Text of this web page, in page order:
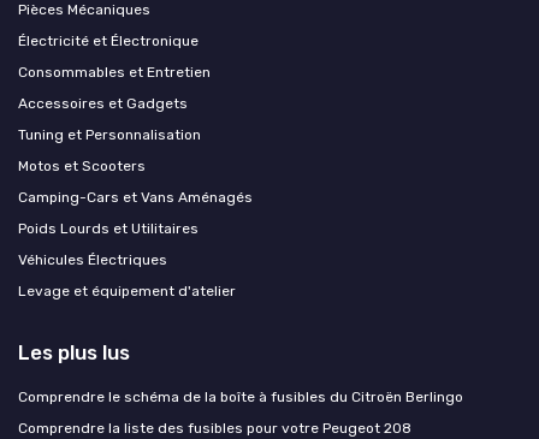
Pièces Mécaniques
Électricité et Électronique
Consommables et Entretien
Accessoires et Gadgets
Tuning et Personnalisation
Motos et Scooters
Camping-Cars et Vans Aménagés
Poids Lourds et Utilitaires
Véhicules Électriques
Levage et équipement d'atelier
Les plus lus
Comprendre le schéma de la boîte à fusibles du Citroën Berlingo
Comprendre la liste des fusibles pour votre Peugeot 208